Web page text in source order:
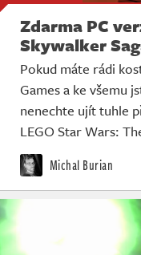
Zdarma PC
Skywalker
Pokud máte rádi
Games a ke všemu
nenechte ujít tuhle
LEGO Star Wars:
Michal Burian